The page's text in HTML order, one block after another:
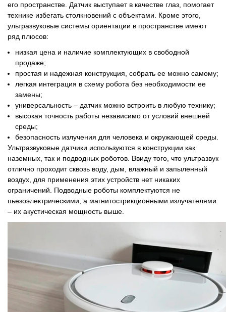
его пространстве. Датчик выступает в качестве глаз, помогает
технике избегать столкновений с объектами. Кроме этого,
ультразвуковые системы ориентации в пространстве имеют
ряд плюсов:
низкая цена и наличие комплектующих в свободной
продаже;
простая и надежная конструкция, собрать ее можно самому;
легкая интеграция в схему робота без необходимости ее
замены;
универсальность – датчик можно встроить в любую технику;
высокая точность работы независимо от условий внешней
среды;
безопасность излучения для человека и окружающей среды.
Ультразвуковые датчики используются в конструкции как
наземных, так и подводных роботов. Ввиду того, что ультразвук
отлично проходит сквозь воду, дым, влажный и запыленный
воздух, для применения этих устройств нет никаких
ограничений. Подводные роботы комплектуются не
пьезоэлектрическими, а магнитострикционными излучателями
– их акустическая мощность выше.